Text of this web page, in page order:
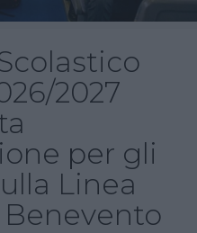
2027
per gli
Linea
Benevento